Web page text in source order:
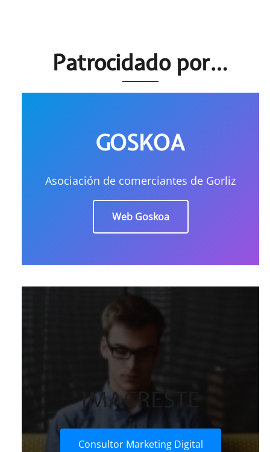
Patrocidado por…
GOSKOA
Asociación de comerciantes de Gorliz
Web Goskoa
IMACRESTE
Consultor Marketing Digital